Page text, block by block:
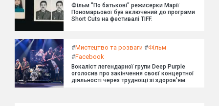
Фільм "По батькові" режисерки Марії
Пономарьової був включений до програми
Short Cuts на фестивалі TIFF.
#Мистецтво та розваги #Фільм
#Facebook
Вокаліст легендарної групи Deep Purple
оголосив про закінчення своєї концертної
діяльності через труднощі зі здоров'ям.